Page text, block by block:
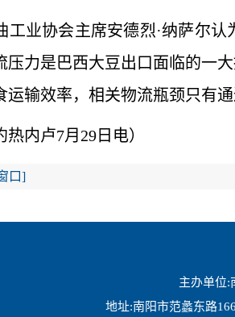
协会主席安德烈·纳萨尔认
压力是巴西大豆出口面临的一
运输效率，相关物流瓶颈只有通
内卢7月29日电）
口]
主办单位:
地址:南阳市范蠡东路